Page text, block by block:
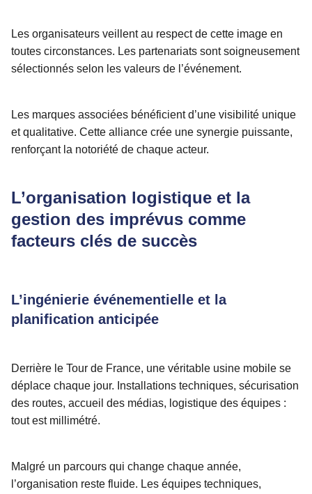
Les organisateurs veillent au respect de cette image en
toutes circonstances. Les partenariats sont soigneusement
sélectionnés selon les valeurs de l’événement.
Les marques associées bénéficient d’une visibilité unique
et qualitative. Cette alliance crée une synergie puissante,
renforçant la notoriété de chaque acteur.
L’organisation logistique et la
gestion des imprévus comme
facteurs clés de succès
L’ingénierie événementielle et la
planification anticipée
Derrière le Tour de France, une véritable usine mobile se
déplace chaque jour. Installations techniques, sécurisation
des routes, accueil des médias, logistique des équipes :
tout est millimétré.
Malgré un parcours qui change chaque année,
l’organisation reste fluide. Les équipes techniques,